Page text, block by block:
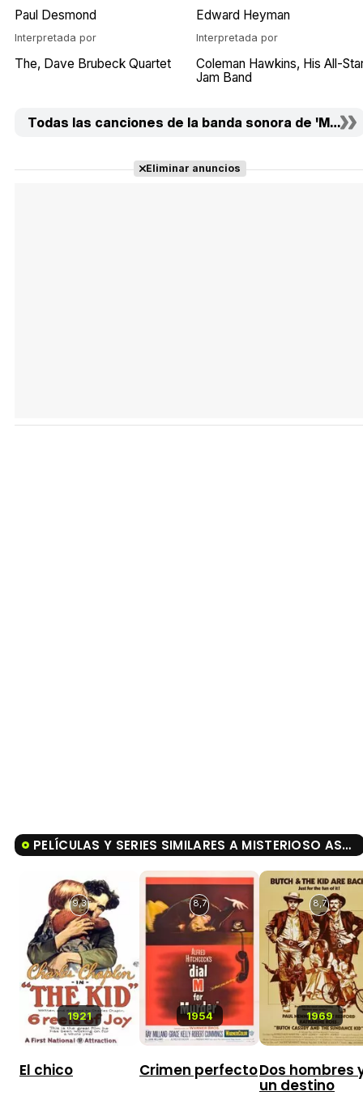
Paul Desmond
Interpretada por
The Dave Brubeck Quartet
Edward Heyman
Interpretada por
Coleman Hawkins, His All-
Jam Band
Todas las canciones de la banda sonora de
Eliminar anuncios
PELÍCULAS Y SERIES SIMILARES A MISTERIOSO ASESINATO EN MANHATTAN
1921
9,3
El chico
1954
8,7
Crimen perfecto
1969
8,7
Dos hombres
un destino